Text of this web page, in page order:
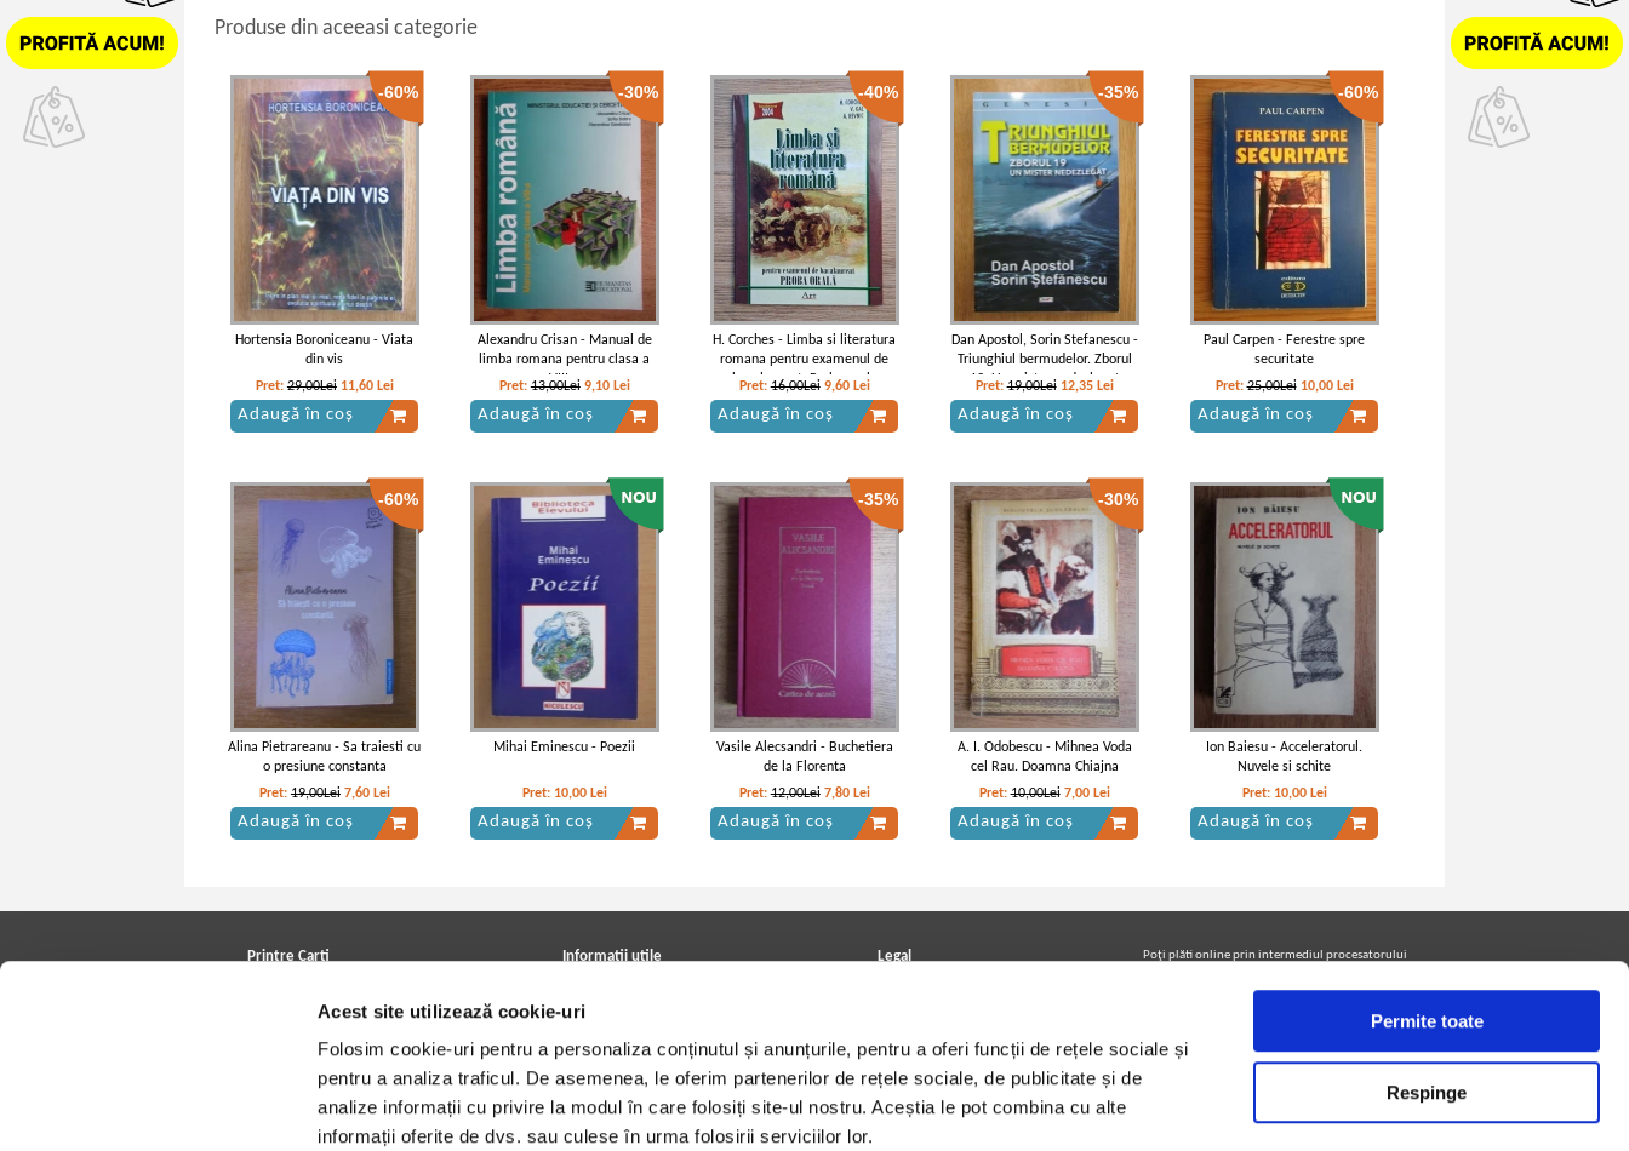
Acest site utilizează cookie-uri
Folosim cookie-uri pentru a personaliza conținutul și anunțurile, pentru a oferi funcții de rețele sociale și
pentru a analiza traficul. De asemenea, le oferim partenerilor de rețele sociale, de publicitate și de
analize informații cu privire la modul în care folosiți site-ul nostru. Aceștia le pot combina cu alte
informații oferite de dvs. sau culese în urma folosirii serviciilor lor.
Permite toate
Respinge
Produse din aceeasi categorie
-60%
Hortensia Boroniceanu - Viata
din vis
Pret: 29,00Lei 11,60 Lei
Adaugă în coș
-30%
Alexandru Crisan - Manual de
limba romana pentru clasa a
VIII-a
Pret:13,00Lei 9,10 Lei
Adaugă în coș
-40%
H. Corches - Limba si literatura
romana pentru examenul de
bacalaureat. Proba orala
Pret:16,00Lei 9,60 Lei
Adaugă în coș
-35%
Dan Apostol, Sorin Stefanescu -
Triunghiul bermudelor. Zborul
19. Un mister nedezlegat
Pret:19,00Lei 12,35 Lei
Adaugă în coș
-60%
Paul Carpen - Ferestre spre
securitate
Pret:25,00Lei 10,00 Lei
Adaugă în coș
-60%
Alina Pietrareanu - Sa traiesti cu
o presiune constanta
Pret: 19,00Lei 7,60 Lei
Adaugă în coș
Mihai Eminescu - Poezii
Pret: 10,00 Lei
Adaugă în coș
-35%
Vasile Alecsandri - Buchetiera
de la Florenta
Pret:12,00Lei 7,80 Lei
Adaugă în coș
-30%
A. I. Odobescu - Mihnea Voda
cel Rau. Doamna Chiajna
Pret:10,00Lei 7,00 Lei
Adaugă în coș
Ion Baiesu - Acceleratorul.
Nuvele si schite
Pret: 10,00 Lei
Adaugă în coș
Printre Carti
Cele mai căutate cărți
Blog Printre Carti
Cărţi sub 5 lei
Cărţi sub 8 lei
Informatii utile
Achizitii viniluri, casete, CD/DVD
Cum cumpar?
Politica de livrare
Retur comenzi
Angajari - Cariere
Legal
Termeni si conditii
Utilizare cookie-uri
Poţi plăti online prin intermediul procesatorului
Urmăreşte-ne pe facebook pentru a fi la curent cu